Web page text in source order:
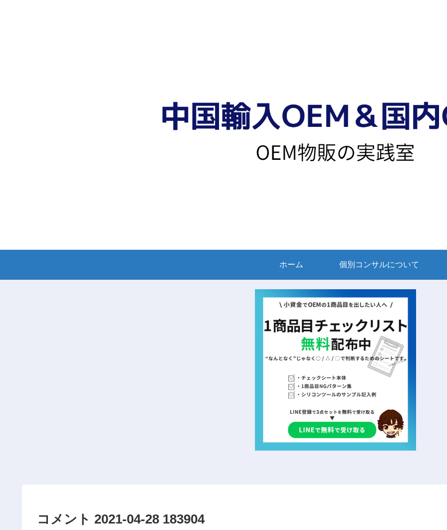
ホーム 個別コンサルについて
コメント 2021-04-28 183904